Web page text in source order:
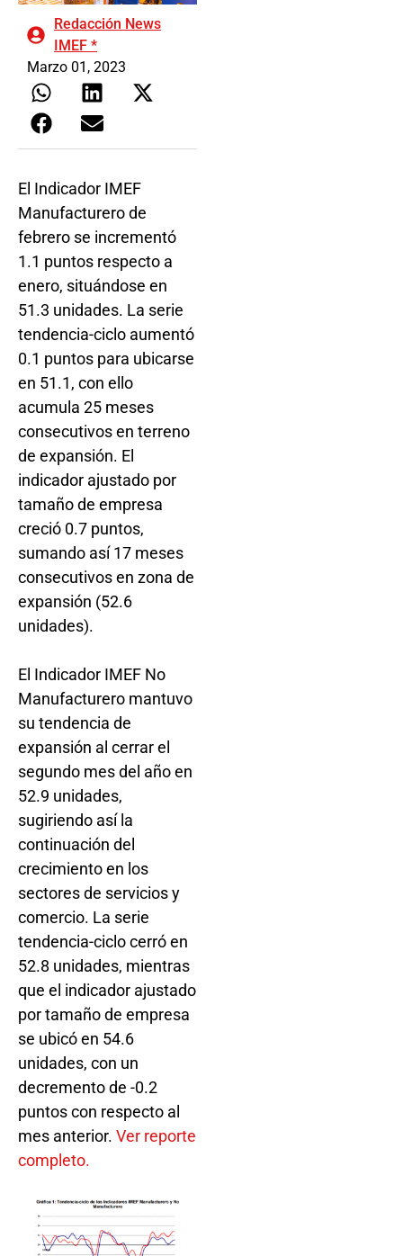
Redacción News
IMEF *
Marzo 01, 2023
El Indicador IMEF
Manufacturero de
febrero se incrementó
1.1 puntos respecto a
enero, situándose en
51.3 unidades. La serie
tendencia-ciclo aumentó
0.1 puntos para ubicarse
en 51.1, con ello
acumula 25 meses
consecutivos en terreno
de expansión. El
indicador ajustado por
tamaño de empresa
creció 0.7 puntos,
sumando así 17 meses
consecutivos en zona de
expansión (52.6
unidades).
El Indicador IMEF No
Manufacturero mantuvo
su tendencia de
expansión al cerrar el
segundo mes del año en
52.9 unidades,
sugiriendo así la
continuación del
crecimiento en los
sectores de servicios y
comercio. La serie
tendencia-ciclo cerró en
52.8 unidades, mientras
que el indicador ajustado
por tamaño de empresa
se ubicó en 54.6
unidades, con un
decremento de -0.2
puntos con respecto al
mes anterior. Ver reporte
completo.